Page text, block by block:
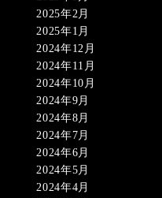
2025年2月
2025年1月
2024年12月
2024年11月
2024年10月
2024年9月
2024年8月
2024年7月
2024年6月
2024年5月
2024年4月